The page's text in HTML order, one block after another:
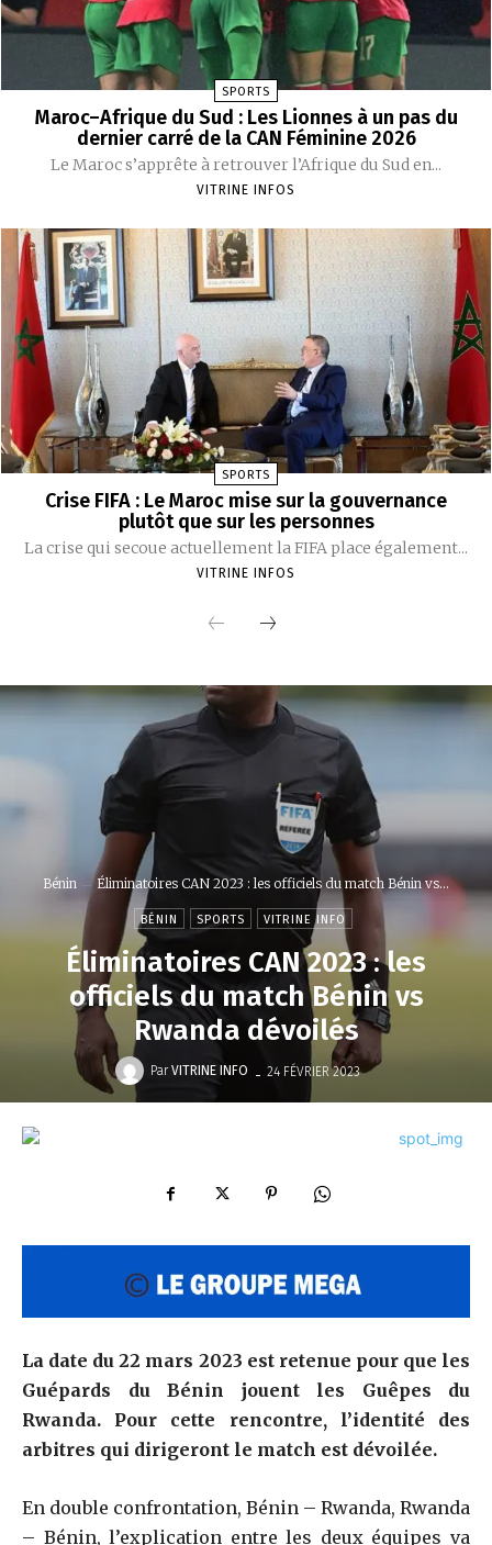
SPORTS
Maroc–Afrique du Sud : Les Lionnes à un pas du
dernier carré de la CAN Féminine 2026
Le Maroc s’apprête à retrouver l’Afrique du Sud en...
VITRINE INFOS
SPORTS
Crise FIFA : Le Maroc mise sur la gouvernance
plutôt que sur les personnes
La crise qui secoue actuellement la FIFA place également...
VITRINE INFOS